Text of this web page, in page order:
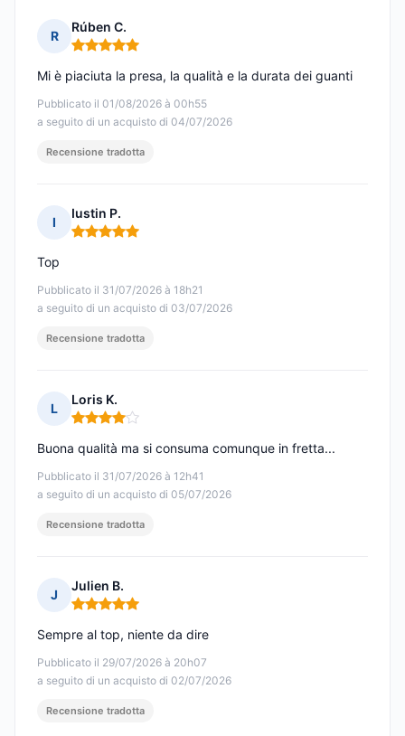
R
Rúben C.
Nota: 5 su 5
Pubblicato il 01/08/2026 à 00h55
a seguito di un acquisto di 04/07/2026
Mi è piaciuta la presa, la qualità e la durata dei guanti
Recensione tradotta
I
Iustin P.
Nota: 5 su 5
Pubblicato il 31/07/2026 à 18h21
a seguito di un acquisto di 03/07/2026
Top
Recensione tradotta
L
Loris K.
Nota: 4 su 5
Pubblicato il 31/07/2026 à 12h41
a seguito di un acquisto di 05/07/2026
Buona qualità ma si consuma comunque in fretta...
Recensione tradotta
J
Julien B.
Nota: 5 su 5
Pubblicato il 29/07/2026 à 20h07
a seguito di un acquisto di 02/07/2026
Sempre al top, niente da dire
Recensione tradotta